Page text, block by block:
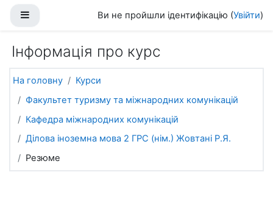
Ви не пройшли ідентифікацію (Увійти)
Інформація про курс
На головну
Курси
Факультет туризму та міжнародних комунікацій
Кафедра міжнародних комунікацій
Ділова іноземна мова 2 ГРС (нім.) Жовтані Р.Я.
Резюме